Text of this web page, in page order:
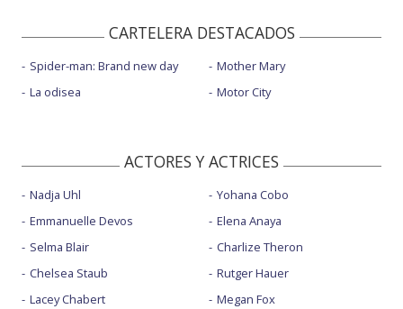
CARTELERA DESTACADOS
Spider-man: Brand new day
La odisea
Mother Mary
Motor City
ACTORES Y ACTRICES
Nadja Uhl
Emmanuelle Devos
Selma Blair
Chelsea Staub
Lacey Chabert
Yohana Cobo
Elena Anaya
Charlize Theron
Rutger Hauer
Megan Fox